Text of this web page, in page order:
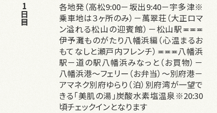
1日目
各地発（高松9:00－坂出9:40－宇多津※
乗車地は３ヶ所のみ）－萬翠荘（大正ロマ
ン溢れる松山の迎賓館）－松山駅≖≖≖
伊予灘ものがたり八幡浜編（心温まるお
もてなしと瀬戸内フレンチ）≖≖≖八幡浜
駅－道の駅八幡浜みなっと（お買物）－
八幡浜港～フェリー（お弁当）～別府港－
アマネク別府ゆらり（泊）別府湾が一望で
きる「美肌の湯」炭酸水素塩温泉※20:30
頃チェックインとなります